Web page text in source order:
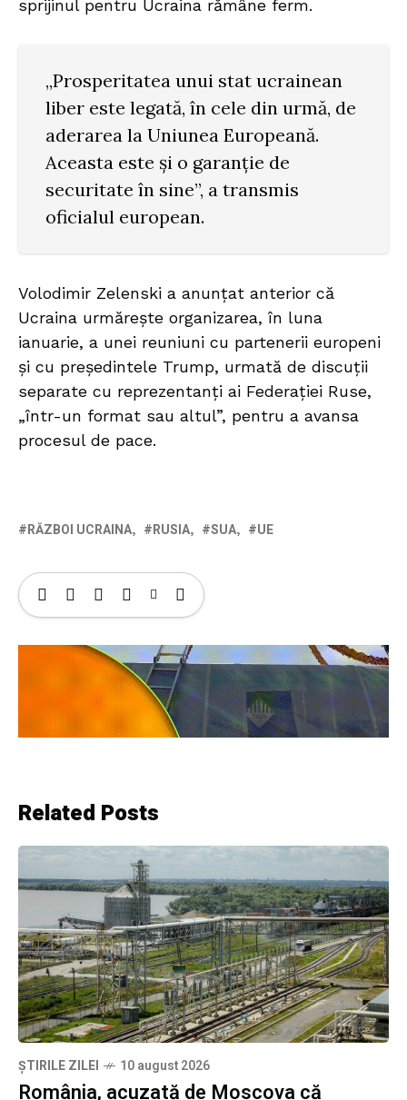
sprijinul pentru Ucraina rămâne ferm.
„Prosperitatea unui stat ucrainean
liber este legată, în cele din urmă, de
aderarea la Uniunea Europeană.
Aceasta este și o garanție de
securitate în sine”, a transmis
oficialul european.
Volodimir Zelenski a anunțat anterior că
Ucraina urmărește organizarea, în luna
ianuarie, a unei reuniuni cu partenerii europeni
și cu președintele Trump, urmată de discuții
separate cu reprezentanți ai Federației Ruse,
„într-un format sau altul”, pentru a avansa
procesul de pace.
RĂZBOI UCRAINA RUSIA SUA UE
Related Posts
ȘTIRILE ZILEI 10 august 2026
România, acuzată de Moscova că